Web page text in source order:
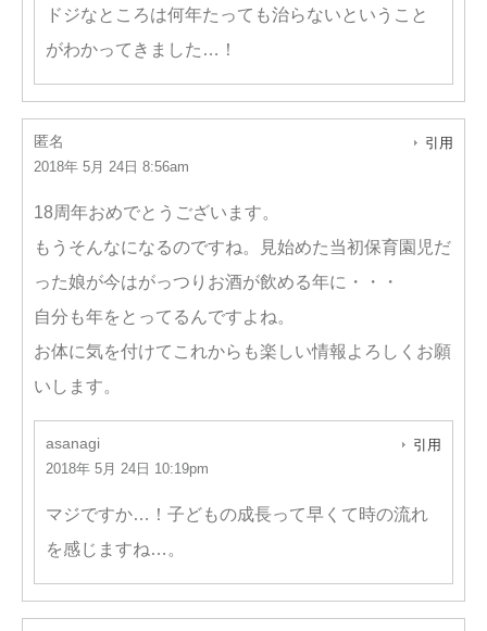
ドジなところは何年たっても治らないということ
がわかってきました…！
匿名
2018年 5月 24日 8:56am
引用
18周年おめでとうございます。
もうそんなになるのですね。見始めた当初保育園児だ
った娘が今はがっつりお酒が飲める年に・・・
自分も年をとってるんですよね。
お体に気を付けてこれからも楽しい情報よろしくお願
いします。
asanagi
2018年 5月 24日 10:19pm
引用
マジですか…！子どもの成長って早くて時の流れ
を感じますね…。